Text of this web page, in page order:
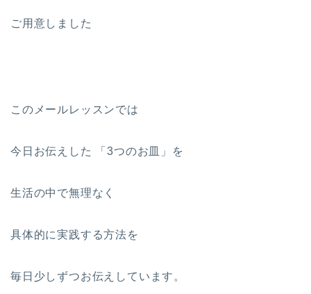
ご用意しました
このメールレッスンでは
今日お伝えした 「3つのお皿」を
生活の中で無理なく
具体的に実践する方法を
毎日少しずつお伝えしています。